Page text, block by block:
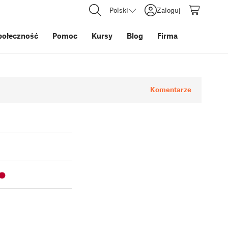
Polski Zaloguj
Pomoc Kursy Blog Firma
Komentarze